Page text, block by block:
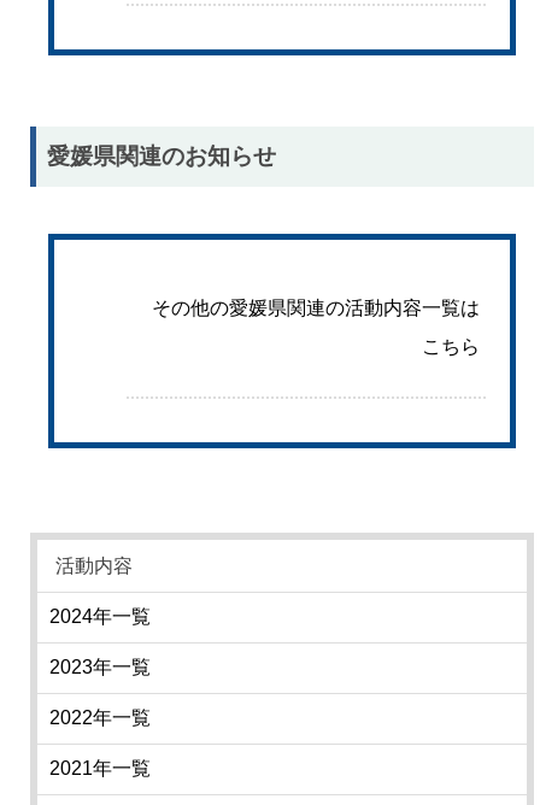
愛媛県関連のお知らせ
その他の愛媛県関連の活動内容一覧は
こちら
活動内容
2024年一覧
2023年一覧
2022年一覧
2021年一覧